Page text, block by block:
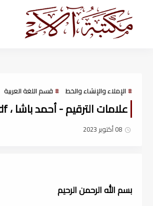
الإملاء والإنشاء والخط قسم اللغة العربية
علامات الترقيم - أحمد باشا ، pdf
08 أكتوبر 2023
بسم الله الرحمن الرحيم